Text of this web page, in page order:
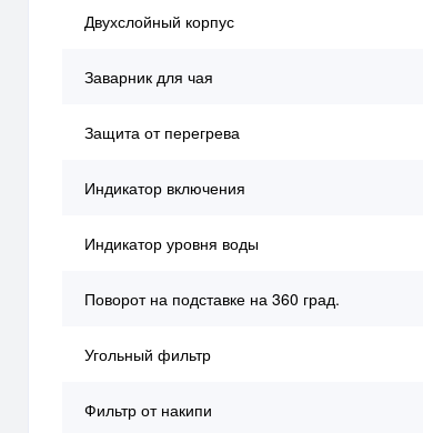
Двухслойный корпус
Заварник для чая
Защита от перегрева
Индикатор включения
Индикатор уровня воды
Поворот на подставке на 360 град.
Угольный фильтр
Фильтр от накипи